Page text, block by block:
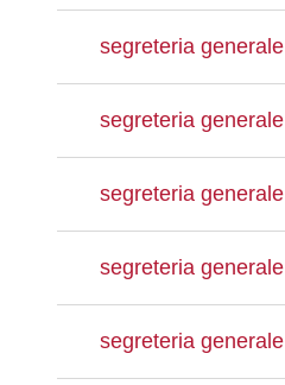
segreteria generale
segreteria generale
segreteria generale
segreteria generale
segreteria generale